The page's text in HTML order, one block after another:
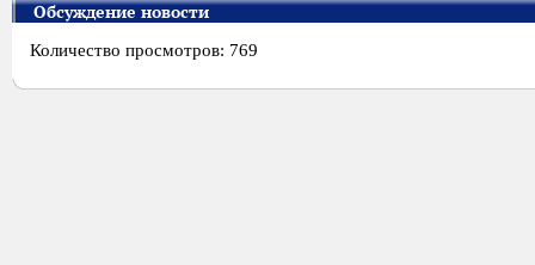
Обсуждение новости
Количество просмотров: 769